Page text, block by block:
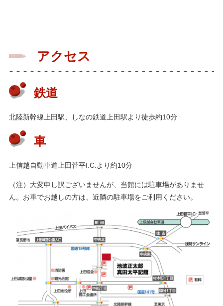
アクセス
鉄道
北陸新幹線上田駅、しなの鉄道上田駅より徒歩約10分
車
上信越自動車道上田菅平I.C.より約10分
（注）大変申し訳ございませんが、当館には駐車場がありませ
ん。お車でお越しの方は、近隣の駐車場をご利用ください。